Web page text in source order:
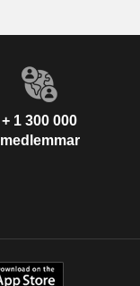
+ 1 300 000
medlemmar